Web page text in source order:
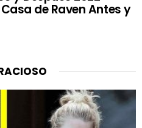
de Raven Antes y